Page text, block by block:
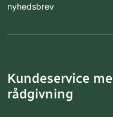
nyhedsbrev
Kundeservice
rådgivning